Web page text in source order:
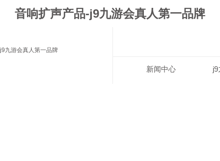
音响扩声产品-j9九游会真人第一品牌
j9九游会真人第一品牌
新闻中心